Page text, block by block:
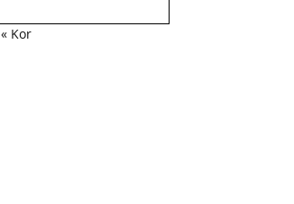
« Kor